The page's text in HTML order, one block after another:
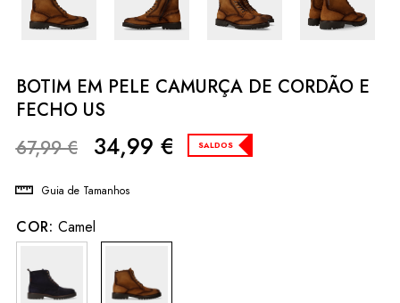
BOTIM EM PELE CAMURÇA DE CORDÃO E
FECHO US
67,99€ 34,99 € SALDOS
Guia de Tamanhos
COR: Camel